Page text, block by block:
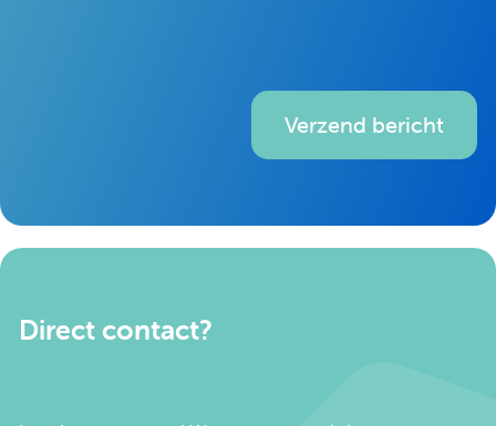
Verzend bericht
Direct contact?